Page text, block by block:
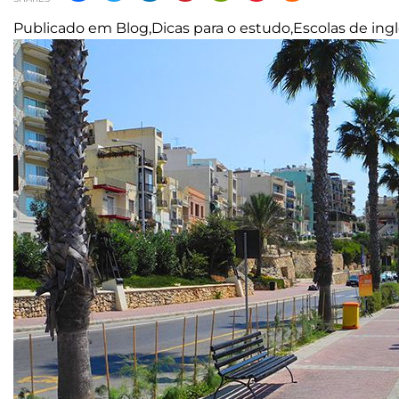
Publicado em Blog,Dicas para o estudo,Escolas de